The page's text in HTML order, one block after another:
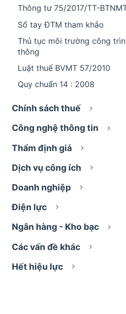
Thông tư 75/2017/TT-
Sổ tay ĐTM tham khảo
Thủ tục môi trường công
thông
Luật thuế BVMT 57/2010
Quy chuẩn 14 : 2008
Chính sách thuế
Công nghệ thông tin
Thẩm định giá
Dịch vụ công ích
Doanh nghiệp
Điện lực
Ngân hàng - Kho bạc
Các vấn đề khác
Hết hiệu lực